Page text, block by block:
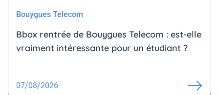
Bouygues Telecom
Bbox rentrée de Bouygues Telecom : est-elle
vraiment intéressante pour un étudiant ?
07/08/2026